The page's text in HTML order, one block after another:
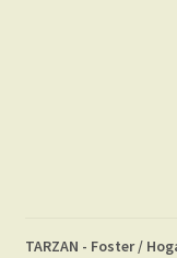
TARZAN - Foster /